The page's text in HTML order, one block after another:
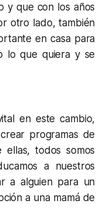
y que con los años
otro lado, también
en casa para
lo que quiera y se
en este cambio,
programas de
todos somos
a nuestros
a alguien para un
a una mamá de